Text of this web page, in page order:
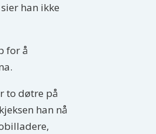
han ikke
for å
to døtre på
han nå